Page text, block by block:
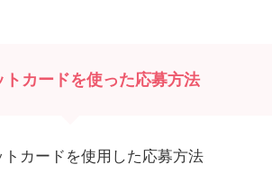
トカードを使った応募方法
カードを使用した応募方法